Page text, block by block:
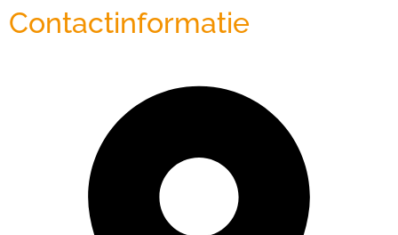
Contactinformatie